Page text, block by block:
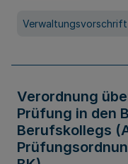
Verwaltungsvorschrift
Verordnung
Prüfung in den
Berufskollegs